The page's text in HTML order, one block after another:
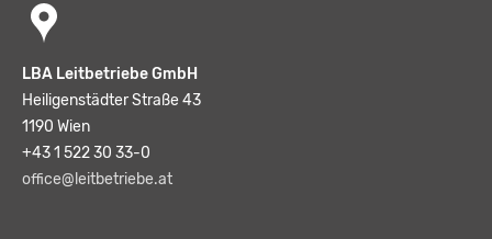
LBA Leitbetriebe GmbH
Heiligenstädter Straße 43
1190 Wien
+43 1 522 30 33-0
office@leitbetriebe.at